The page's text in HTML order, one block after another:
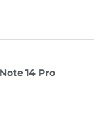
14 Pro